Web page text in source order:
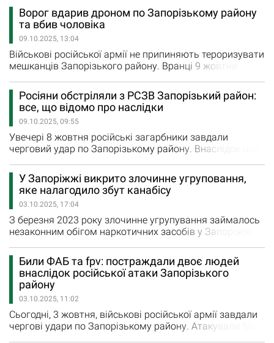
припаркований на подвір’ї приватного будинку. 54-
річний чоловік отримав поранення. Йому надають
необхідну допомогу.
Ворог вдарив дроном по Запорізькому району
та вбив чоловіка
09.10.2025, 13:04
Військові російської армії не припиняють тероризувати
мешканців Запорізького району. Вранці 9 жовтня
населених пунктів. Ворог атакував FPV-дроном селище
Річне. Внаслідок влучання сталася пожежа. Екстрені
служби вже ліквідовують наслідки. На жаль, внаслідок
ворожого влучання загинув 40-річний чоловік.
Нагадаємо, увечері…
Росіяни обстріляли з РСЗВ Запорізький район:
все, що відомо про наслідки
09.10.2025, 09:55
Увечері 8 жовтня російські загарбники завдали
черговий удар по Запорізькому району. Внаслідок цієї
російської атаки пошкоджено приватні будинки людей.
Виникли часткові проблеми з електропостачанням.
«Сталося загоряння житлового будинку, пошкоджена
газова труба та лінії електропередач», – повідомили…
У Запоріжжі викрито злочинне угруповання,
яке налагодило збут канабісу
03.10.2025, 17:04
З березня 2023 року злочинне угрупування займалось
незаконним обігом наркотичних засобів у Запоріжжі
річний мешканець Запоріжжя створив злочинне
угруповання до якого долучив ще дев’ять чоловіків
віком від 19 до 41 року. Члени угруповання чітко
розподілили між собою обов’язки та розробили
детальний план. Організатор…
Били ФАБ та fpv: постраждали двоє людей
внаслідок російської атаки Запорізького
району
03.10.2025, 11:02
Сьогодні, 3 жовтня, військові російської армії завдали
чергові удари по Запорізькому району. Атакували fpv-